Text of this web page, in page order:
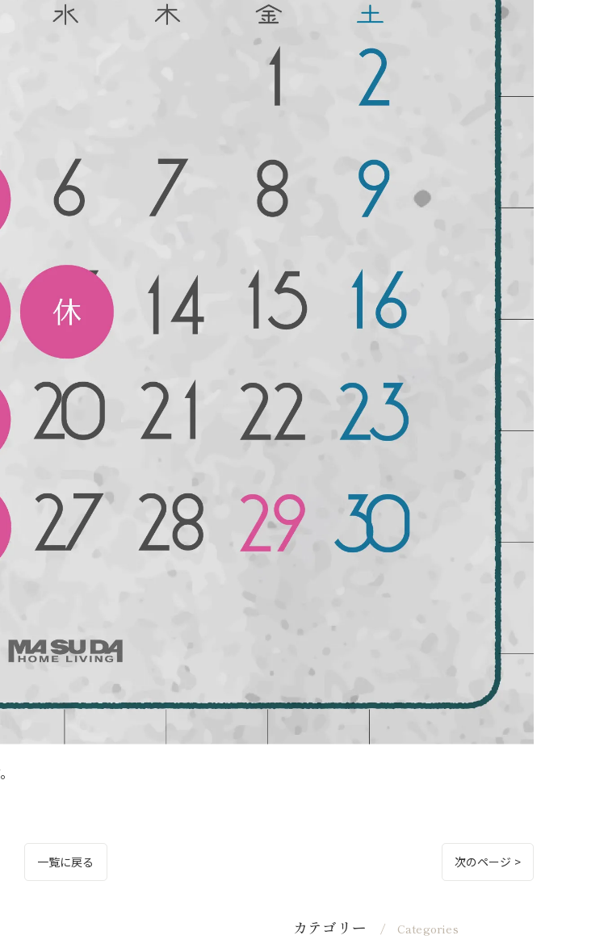
一覧に戻る 次のページ >
カテゴリー Categories